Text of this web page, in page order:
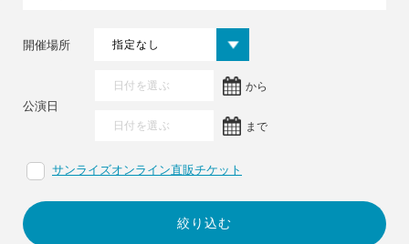
公演日
から
まで
開催場所
サンライズオンライン直販チケット